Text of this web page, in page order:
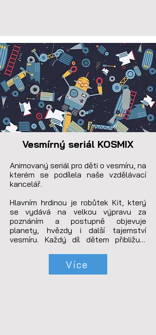
Vesmírný seriál KOSMIX
Animovaný seriál pro děti o vesmíru, na
kterém se podílela naše vzdělávací
kancelář.
Hlavním hrdinou je robůtek Kit, který
se vydává na velkou výpravu za
poznáním a postupně objevuje
planety, hvězdy i další tajemství
vesmíru. Každý díl dětem přibližuje
Více